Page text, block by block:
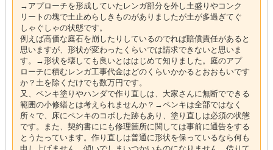
→アプローチを形成していたレンガ部分を外し土盛りやコンク
リートの塊で土止めらしきものがありましたが土が多過ぎてぐ
しゃぐしゃの状態です。
例えば高価な庭石を崩したりしているのでれば賠償責任があると
思いますが、形状が変わったくらいでは請求できないと思いま
す。→形状を壊しても良いとははじめて知りました。庭のアプ
ローチに積むレンガ工事代金はどのくらいかかるとおおもいです
か？土を除くだけでも数万円です。
又、ペンキ塗りやハンダで作り直しは、大家さんに無断でできる
範囲の小修繕とは考えられませんか？→ペンキは全部ではなく
所々で、床にペンキのコボした跡もあり、塗り直しは必須の状態
です。また、契約書ににも修理箇所に関しては事前に通告をする
とうたっています。作り直しは普通に形状を保っているなら何も